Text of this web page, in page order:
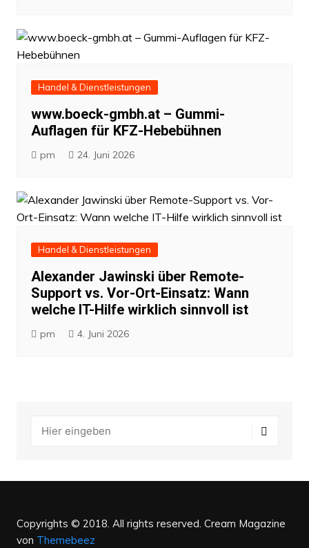
Handel & Dienstleistungen
www.boeck-gmbh.at – Gummi-
Auflagen für KFZ-Hebebühnen
pm 24. Juni 2026
Handel & Dienstleistungen
Alexander Jawinski über Remote-
Support vs. Vor-Ort-Einsatz: Wann
welche IT-Hilfe wirklich sinnvoll ist
pm 4. Juni 2026
Copyrights © 2018. All rights reserved. Cream Magazine
von Themebeez